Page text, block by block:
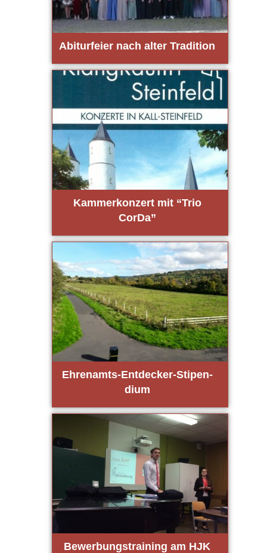
Abitur­fei­er nach alter Tra­di­ti­on
Kam­mer­kon­zert mit “Trio
CorDa”
Ehren­amts-Ent­de­cker-Sti­pen­
di­um
Bewer­bungs­trai­ning am HJK